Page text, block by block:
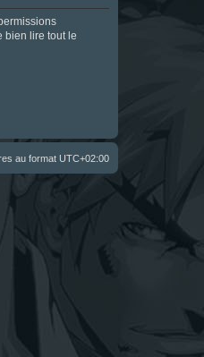
bien lire tout le
au format UTC+02:00